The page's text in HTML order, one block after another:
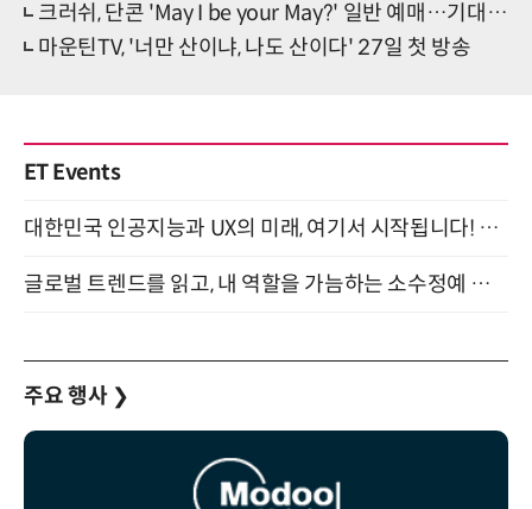
크러쉬, 단콘 'May I be your May?' 일반 예매…기대감 폭발
마운틴TV, '너만 산이냐, 나도 산이다' 27일 첫 방송
ET Events
대한민국 인공지능과 UX의 미래, 여기서 시작됩니다! UX Korea 2026 - Fall 9월 2일 개최
글로벌 트렌드를 읽고, 내 역할을 가늠하는 소수정예 실습 워크숍 (8/28)
주요 행사 ❯